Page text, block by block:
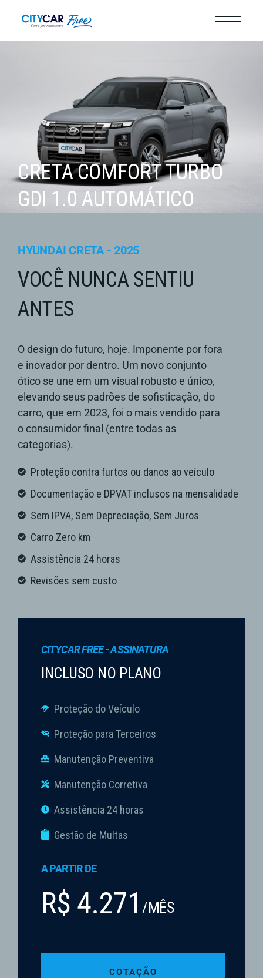
CRETA COMFORT TURBO
GDI 1.0 AUTOMÁTICO
HYUNDAI CRETA - 2025
VOCÊ NUNCA SENTIU
ANTES
O design do futuro, hoje. Imponente por fora
e inovador por dentro. Um novo conjunto
ótico se une em um visual robusto e único,
elevando seus padrões de sofisticação, do
carro, que em 2023, foi o mais vendido para
o consumidor final (entre todas as
categorias).
Proteção contra furtos ou danos ao veículo
Documentação e DPVAT inclusos na mensalidade
Sem IPVA, Sem Depreciação, Sem Juros
Carro Zero km
Assistência 24 horas
Revisões sem custo
CITYCAR FREE - ASSINATURA
INCLUSO NO PLANO
Proteção do Veículo
Proteção para Terceiros
Manutenção Preventiva
Manutenção Corretiva
Assistência 24 horas
Gestão de Multas
A PARTIR DE
R$ 4.271 /MÊS
COTAÇÃO